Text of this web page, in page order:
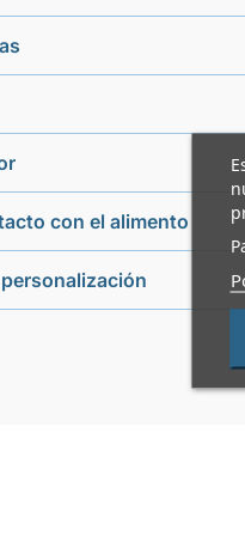
con el alimento